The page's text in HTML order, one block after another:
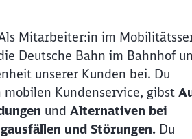
Mitarbeiter:in im
Deutsche Bahn im Bahnhof
unserer Kunden bei. Du
Kundenservice, gibst
und Alternativen bei
und Störungen. Du